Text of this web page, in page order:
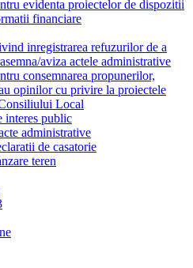
evidenta proiectelor de dispozitii
financiare
inregistrarea refuzurilor de a
aviza actele administrative
consemnarea propunerilor,
opinilor cu privire la proiectele
Local
interes public
administrative
de casatorie
teren